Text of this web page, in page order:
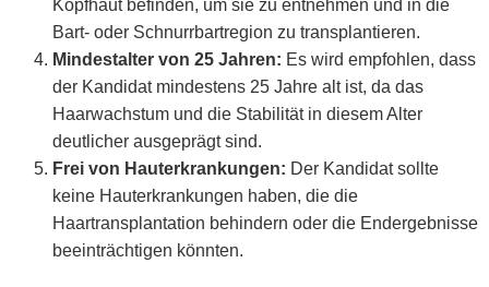
Kopfhaut befinden, um sie zu entnehmen und in die
Bart- oder Schnurrbartregion zu transplantieren.
Mindestalter von 25 Jahren: Es wird empfohlen, dass
der Kandidat mindestens 25 Jahre alt ist, da das
Haarwachstum und die Stabilität in diesem Alter
deutlicher ausgeprägt sind.
Frei von Hauterkrankungen: Der Kandidat sollte
keine Hauterkrankungen haben, die die
Haartransplantation behindern oder die Endergebnisse
beeinträchtigen könnten.